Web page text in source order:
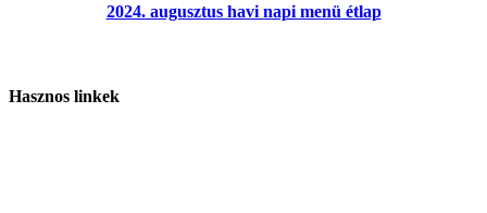
2024. augusztus havi napi menü étlap
Hasznos linkek